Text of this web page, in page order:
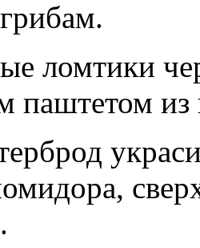
ломтики
паштетом